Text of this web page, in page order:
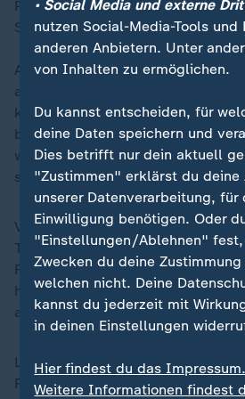
Polizeikräften kontaktiert wurden,
Schweitzer-Haus melden", hieß
Am Abend teilte die Polizei mit,
alle Trümmerteile dokumentiert
können. An Anwohner richteten
belassen Sie Trümmerteile an Ort
werden von Einsatzkräften
sichergestellt."
Vor Ort waren neben Polizei und
THW und die Notfallseelsorge.
Frankenthal und die
haben die Ermittlungen zur
aufgenommen.
Limburgerhof ist eine
Rhein-Pfalz-Kreis im Süden von
• Social Media und externe
nutzen Social-Media-Tools und
anderen Anbietern. Unter
von Inhalten zu ermöglichen.
Du kannst entscheiden, für
deine Daten speichern und
Dies betrifft nur dein aktuell
"Zustimmen" erklärst du deine
unserer Datenverarbeitung, für
Einwilligung benötigen. Oder
"Einstellungen/Ablehnen"
Zwecken du deine
welchen nicht. Deine
kannst du jederzeit mit
in deinen Einstellungen
Hier findest du das Impressum.
Weitere Informationen findest